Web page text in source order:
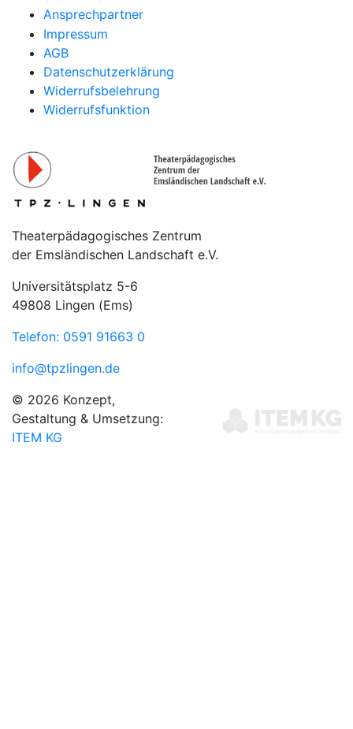
Ansprechpartner
Impressum
AGB
Datenschutzerklärung
Widerrufsbelehrung
Widerrufsfunktion
Theaterpädagogisches Zentrum
der Emsländischen Landschaft e.V.
Universitätsplatz 5-6
49808 Lingen (Ems)
Telefon: 0591 91663 0
info@tpzlingen.de
© 2026 Konzept,
Gestaltung & Umsetzung:
ITEM KG